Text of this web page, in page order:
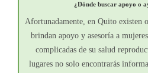
¿Dónde buscar apoyo o
Afortunadamente, en Quito existen
brindan apoyo y asesoría a
complicadas de su salud
lugares no solo encontrarás